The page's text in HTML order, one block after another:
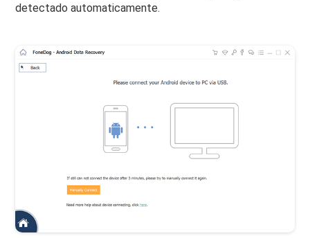
detectado automaticamente.